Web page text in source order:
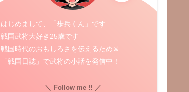
はじめまして、「歩兵くん」です
戦国武将大好き25歳です
戦国時代のおもしろさを伝えるため⚔️
「戦国日誌」で武将の小話を発信中！
Follow me !!